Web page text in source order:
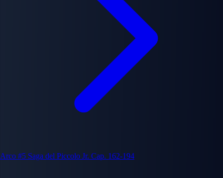
Arco #5 Saga del Piccolo Jr. Cap. 162-194